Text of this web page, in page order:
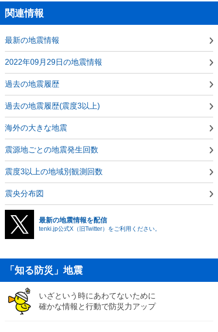
関連情報
最新の地震情報
2022年09月29日の地震情報
過去の地震履歴
過去の地震履歴(震度3以上)
海外の大きな地震
震源地ごとの地震発生回数
震度3以上の地域別観測回数
震央分布図
最新の地震情報を配信
tenki.jp公式X（旧Twitter）をご利用ください。
「知る防災」地震
いざという時にあわてないために
確かな情報と行動で防災力アップ